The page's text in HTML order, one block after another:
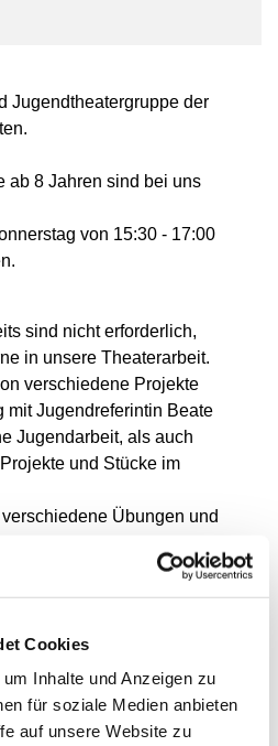
Cookies
Inhalte und Anzeigen zu
für soziale Medien anbieten
auf unsere Website zu
Jugendtheatergruppe der
ab 8 Jahren sind bei uns
von 15:30 - 17:00
sind nicht erforderlich,
in unsere Theaterarbeit.
verschiedene Projekte
mit Jugendreferintin Beate
Jugendarbeit, als auch
und Stücke im
Übungen und
hast, kannst Du Dich
melden: